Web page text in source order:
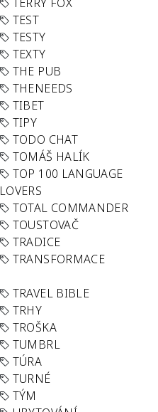
TEST
TESTY
TEXTY
THE PUB
THENEEDS
TIBET
TIPY
TODO CHAT
TOMÁŠ HALÍK
TOP 100 LANGUAGE
LOVERS
TOTAL COMMANDER
TOUSTOVAČ
TRADICE
TRANSFORMACE
TRAVEL BIBLE
TRHY
TROŠKA
TUMBRL
TÚRA
TURNÉ
TÝM